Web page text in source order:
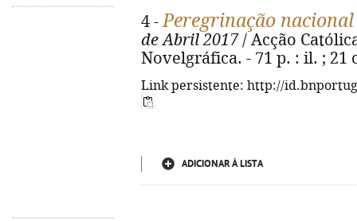
4 -Peregrinação nacional
de Abril 2017/ Acção
Novelgráfica. - 71 p. : il. ; 21
Link persistente: http://
ADICIONAR À LISTA